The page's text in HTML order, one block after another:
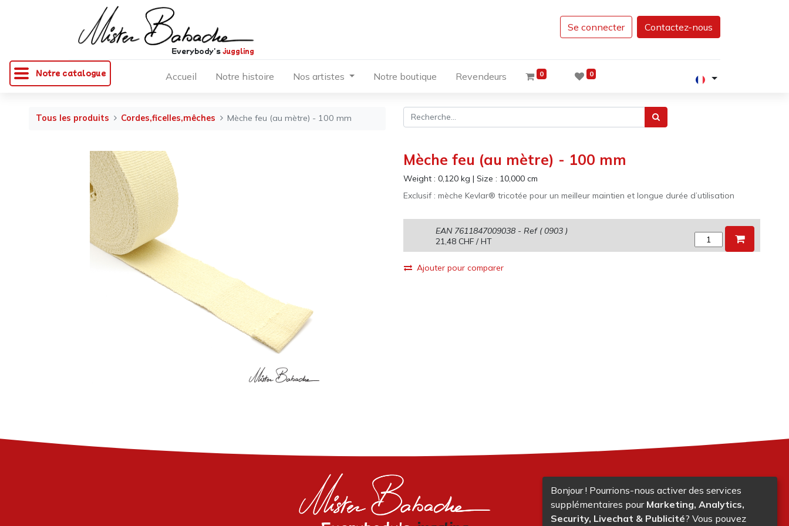
Notre catalogue
Everybody'sjuggling
Se connecter Contactez-nous
Accueil Notre histoire Nos artistes Notre boutique Revendeurs 0 0
Tous les produits Cordes,ficelles,mêches Mèche feu (au mètre) - 100 mm
Mèche feu (au mètre) - 100 mm
Weight : 0,120kg | Size : 10,000cm
Exclusif : mèche Kevlar® tricotée pour un meilleur maintien et longue durée d’utilisation
21,48CHF/ HT
EAN 7611847009038- Ref (0903)
Ajouter pour comparer
Bonjour ! Pourrions-nous activer des services
supplémentaires pour Marketing, Analytics,
Security, Livechat & Publicité? Vous pouvez